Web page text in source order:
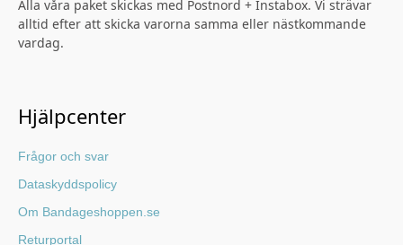
Alla våra paket skickas med Postnord + Instabox. Vi strävar
alltid efter att skicka varorna samma eller nästkommande
vardag.
Hjälpcenter
Frågor och svar
Dataskyddspolicy
Om Bandageshoppen.se
Returportal